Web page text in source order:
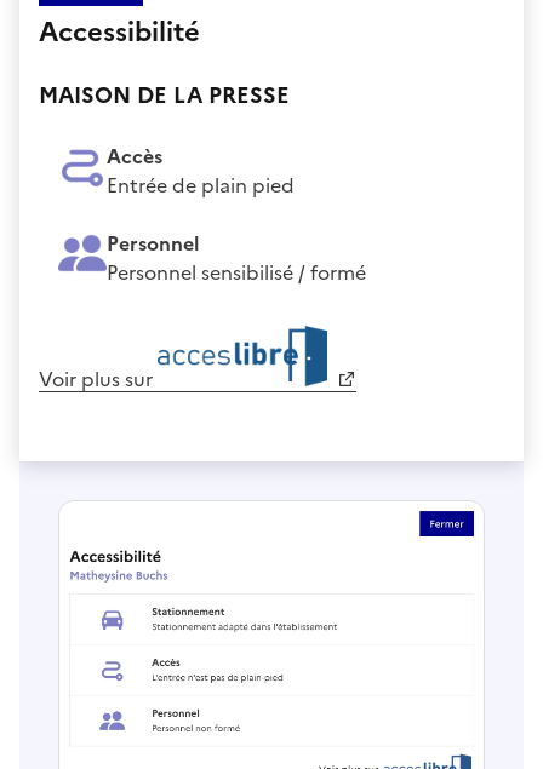
Accessibilité
MAISON DE LA PRESSE
Accès
Entrée de plain pied
Personnel
Personnel sensibilisé / formé
Voir plus sur